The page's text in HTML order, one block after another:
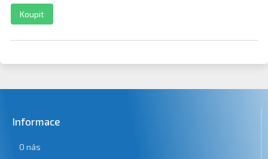
Koupit
Informace
O nás